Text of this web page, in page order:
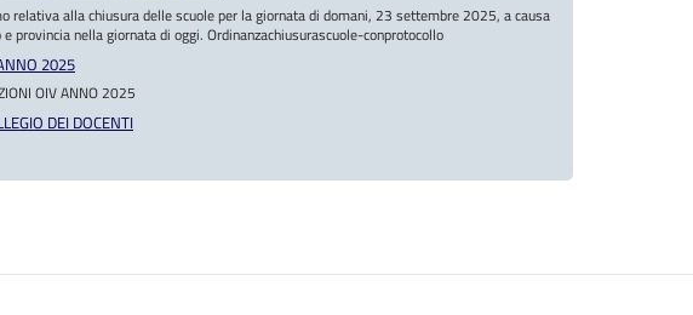
relativa alla chiusura delle scuole per la giornata di domani, 23 settembre 2025, a causa
provincia nella giornata di oggi. Ordinanzachiusurascuole-conprotocollo
2025
OIV ANNO 2025
DEI DOCENTI